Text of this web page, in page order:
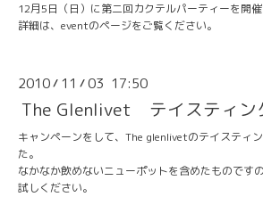
12月5日（日）に第二回カクテルパーティーを開催
詳細は、 eventのページをご覧ください。
2010/ 11 /03 17:50
The Glenlivet テイスティン
キャンペーンをして、 The glenlivetのテイスティ
た。
なかなか飲めないニューポットを含めたものです
試しください。